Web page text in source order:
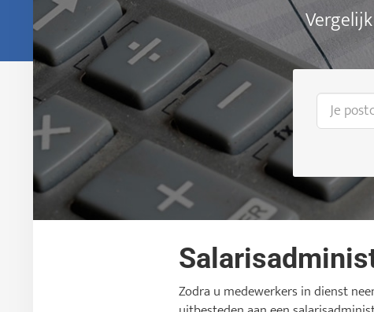
Zodra u medewerkers in dienst